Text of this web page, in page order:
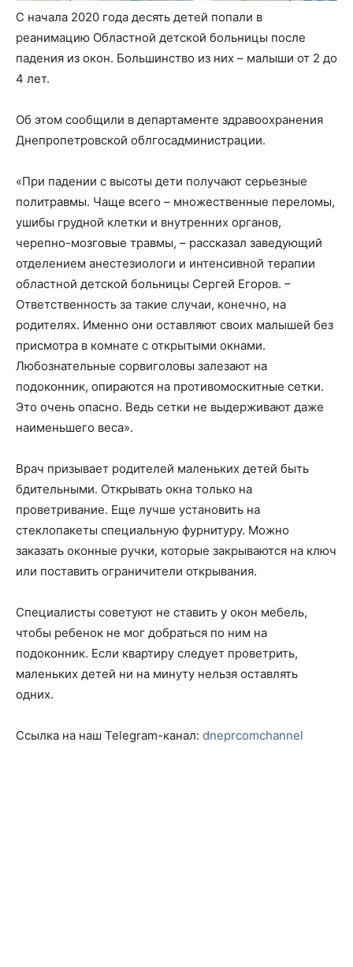
С начала 2020 года десять детей попали в
реанимацию Областной детской больницы после
падения из окон. Большинство из них – малыши от 2 до
4 лет.
Об этом сообщили в департаменте здравоохранения
Днепропетровской облгосадминистрации.
«При падении с высоты дети получают серьезные
политравмы. Чаще всего – множественные переломы,
ушибы грудной клетки и внутренних органов,
черепно-мозговые травмы, – рассказал заведующий
отделением анестезиологи и интенсивной терапии
областной детской больницы Сергей Егоров. –
Ответственность за такие случаи, конечно, на
родителях. Именно они оставляют своих малышей без
присмотра в комнате с открытыми окнами.
Любознательные сорвиголовы залезают на
подоконник, опираются на противомоскитные сетки.
Это очень опасно. Ведь сетки не выдерживают даже
наименьшего веса».
Врач призывает родителей маленьких детей быть
бдительными. Открывать окна только на
проветривание. Еще лучше установить на
стеклопакеты специальную фурнитуру. Можно
заказать оконные ручки, которые закрываются на ключ
или поставить ограничители открывания.
Специалисты советуют не ставить у окон мебель,
чтобы ребенок не мог добраться по ним на
подоконник. Если квартиру следует проветрить,
маленьких детей ни на минуту нельзя оставлять
одних.
Ссылка на наш Telegram-канал: dneprcomchannel